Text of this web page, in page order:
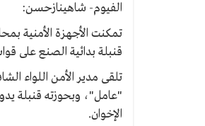
الفيوم- شاهينازحسن:
قنبلة بدائية الصنع على
الإخوان.